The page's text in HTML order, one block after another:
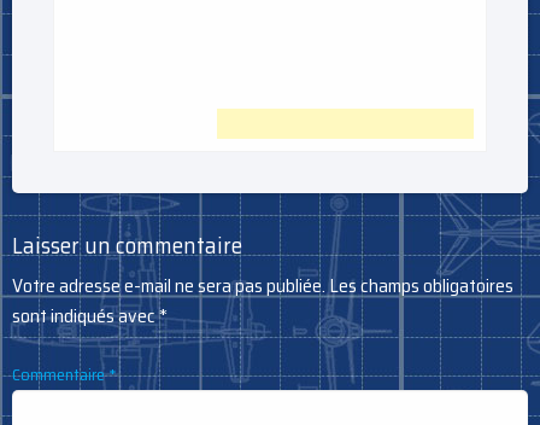
Laisser un commentaire
Votre adresse e-mail ne sera pas publiée. Les champs obligatoires
sont indiqués avec*
Commentaire*